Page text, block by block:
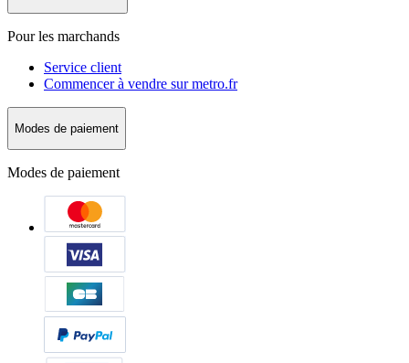
Pour les marchands
Service client
Commencer à vendre sur metro.fr
Modes de paiement
Modes de paiement